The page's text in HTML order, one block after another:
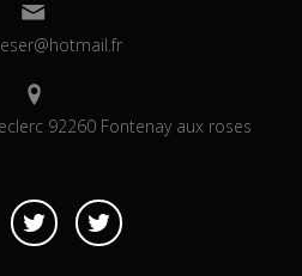
92260 Fontenay aux roses